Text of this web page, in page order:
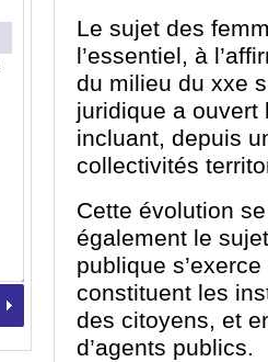
Le sujet des
l’essentiel, à
du milieu du xxe
juridique a
incluant, depuis
collectivités
Cette évolution
également le
publique
constituent les
des citoyens, et
d’agents publics.